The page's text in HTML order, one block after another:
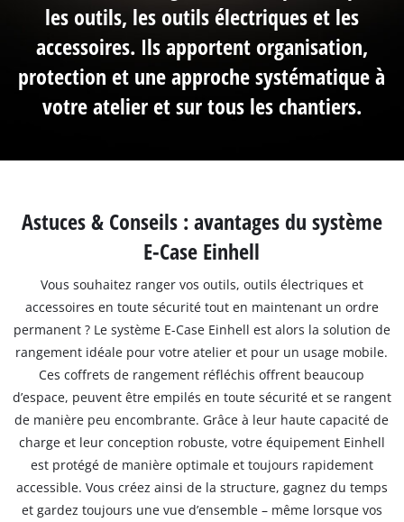
les outils, les outils électriques et les
accessoires. Ils apportent organisation,
protection et une approche systématique à
votre atelier et sur tous les chantiers.
Astuces & Conseils : avantages du système
E-Case Einhell
Vous souhaitez ranger vos outils, outils électriques et
accessoires en toute sécurité tout en maintenant un ordre
permanent ? Le système E-Case Einhell est alors la solution de
rangement idéale pour votre atelier et pour un usage mobile.
Ces coffrets de rangement réfléchis offrent beaucoup
d’espace, peuvent être empilés en toute sécurité et se rangent
de manière peu encombrante. Grâce à leur haute capacité de
charge et leur conception robuste, votre équipement Einhell
est protégé de manière optimale et toujours rapidement
accessible. Vous créez ainsi de la structure, gagnez du temps
et gardez toujours une vue d’ensemble – même lorsque vos